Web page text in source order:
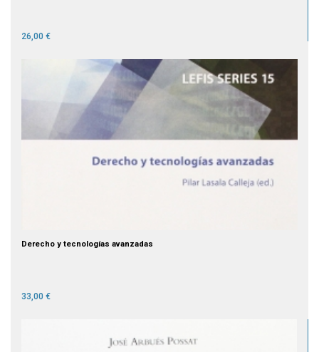
26,00 €
Derecho y tecnologías avanzadas
33,00 €